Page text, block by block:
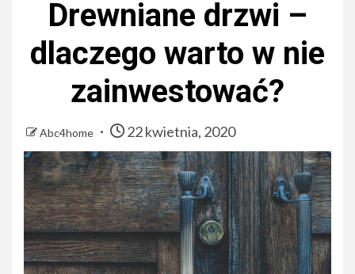
Drewniane drzwi –
dlaczego warto w nie
zainwestować?
Abc4home 22 kwietnia, 2020